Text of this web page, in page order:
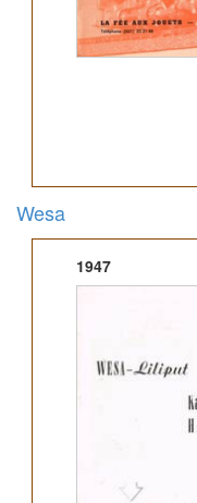
Wesa
1947